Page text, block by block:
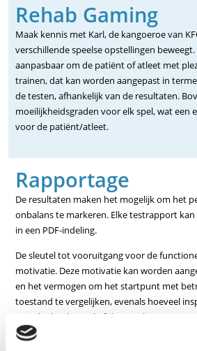
Rehab Gaming
Maak kennis met Karl, de kangoeroe van
verschillende speelse opstellingen beweegt.
aanpasbaar om de patiënt of atleet met
trainen, dat kan worden aangepast in
de testen, afhankelijk van de resultaten.
moeilijkheidsgraden voor elk spel, wat een
voor de patiënt/atleet.
Rapportage
De resultaten maken het mogelijk om het
onbalans te markeren. Elke testrapport
in een PDF-indeling.
De sleutel tot vooruitgang voor de
motivatie. Deze motivatie kan worden
en het vermogen om het startpunt met
toestand te vergelijken, evenals hoeveel
voordat het herstel of de terugkeer naar